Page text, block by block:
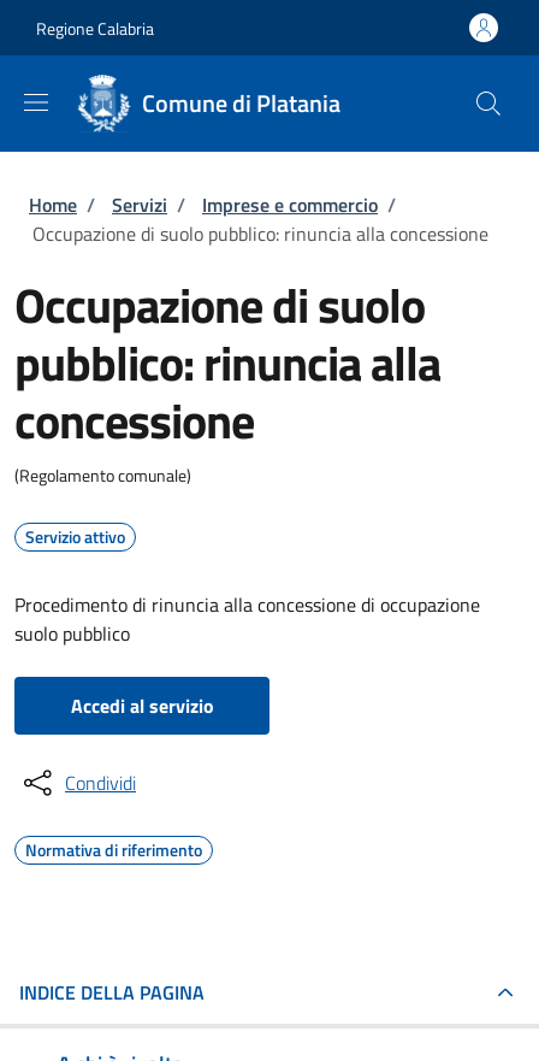
Regione Calabria
Comune di Platania
Briciole di pane
Home / Servizi / Imprese e commercio /
Occupazione di suolo pubblico: rinuncia alla concessione
Occupazione di suolo
pubblico: rinuncia alla
concessione
(Regolamento comunale)
Servizio attivo
Procedimento di rinuncia alla concessione di occupazione
suolo pubblico
Accedi al servizio
Condividi
Normativa di riferimento
INDICE DELLA PAGINA